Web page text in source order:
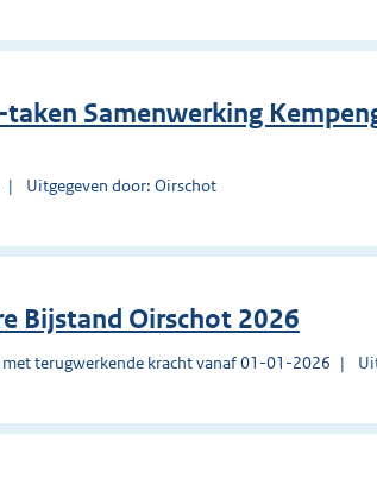
Samenwerking
Uitgegeven door: Oirschot
Bijstand Oirschot 2026
terugwerkende kracht vanaf 01-01-2026